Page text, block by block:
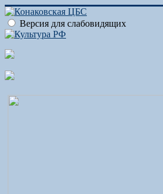
Версия для слабовидящих